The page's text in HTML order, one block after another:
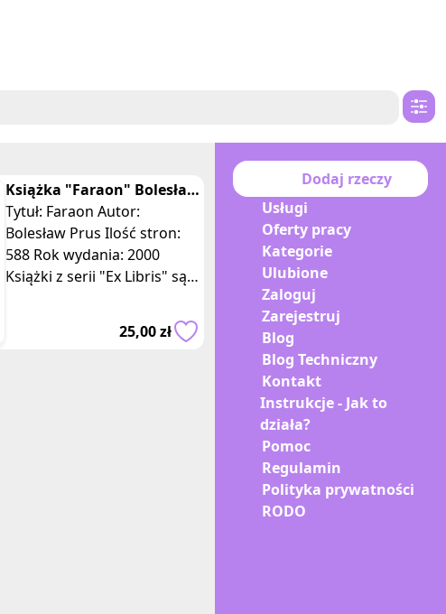
Książka "Faraon" Bolesław
Prus
Tytuł: Faraon Autor:
Bolesław Prus Ilość stron:
588 Rok wydania: 2000
Książki z serii "Ex Libris" są
osób, które cenią sobie nie
25,00 zł
Dodaj rzeczy
Usługi
Oferty pracy
Kategorie
Ulubione
Zaloguj
Zarejestruj
Blog
Blog Techniczny
Kontakt
Instrukcje - Jak to
działa?
Pomoc
Regulamin
Polityka prywatności
RODO